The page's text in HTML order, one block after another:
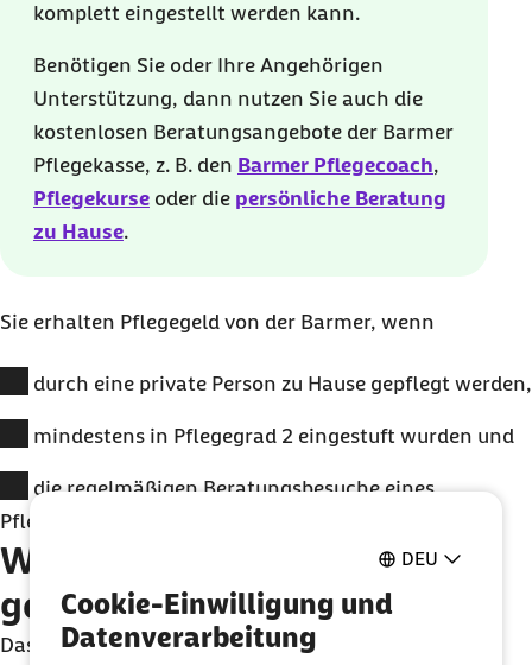
DEU
Cookie-Einwilligung und
Datenverarbeitung
komplett eingestellt werden kann.
Benötigen Sie oder Ihre Angehörigen
Unterstützung, dann nutzen Sie auch die
kostenlosen Beratungsangebote der Barmer
Pflegekasse, z. B. den Barmer Pflegecoach,
Pflegekurseoder die persönliche Beratung
zu Hause.
Sie erhalten Pflegegeld von der Barmer, wenn
Sie durch eine private Person zu Hause gepflegt werden,
Sie mindestens in Pflegegrad 2 eingestuft wurden und
Sie die regelmäßigen Beratungsbesuche eines
Pflegediensts oder einer Sozialstation wahrnehmen.
Wann wird das Pflegegeld
gekürzt?
Das Pflegegeld wird in den folgenden Fällen